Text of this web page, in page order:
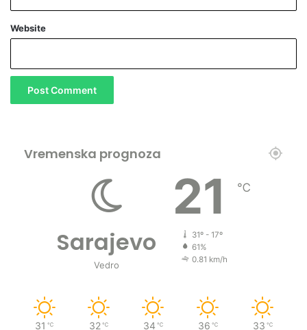
Website
Vremenska prognoza
Sarajevo
Vedro
21 ℃
31º - 17º
61%
0.81 km/h
31 ℃ 32 ℃ 34 ℃ 36 ℃ 33 ℃